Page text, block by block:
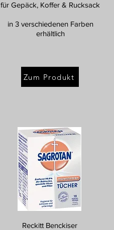
für Gepäck, Koffer & Rucksack
in 3 verschiedenen Farben
erhältlich
Zum Produkt
Reckitt Benckiser